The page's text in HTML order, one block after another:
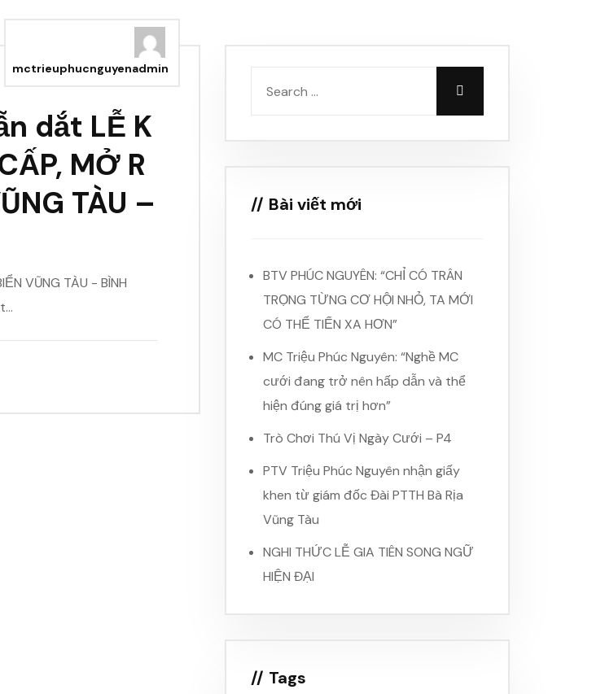
mctrieuphucnguyenadmin
dắt LỄ K
MỞ R
TÀU –
VŨNG TÀU - BÌNH
Bài viết mới
BTV PHÚC NGUYÊN: “CHỈ CÓ TRÂN
TRỌNG TỪNG CƠ HỘI NHỎ, TA MỚI
CÓ THỂ TIẾN XA HƠN”
MC Triệu Phúc Nguyên: “Nghề MC
cưới đang trở nên hấp dẫn và thể
hiện đúng giá trị hơn”
Trò Chơi Thú Vị Ngày Cưới – P4
PTV Triệu Phúc Nguyên nhận giấy
khen từ giám đốc Đài PTTH Bà Rịa
Vũng Tàu
NGHI THỨC LỄ GIA TIÊN SONG NGỮ
HIỆN ĐẠI
Tags